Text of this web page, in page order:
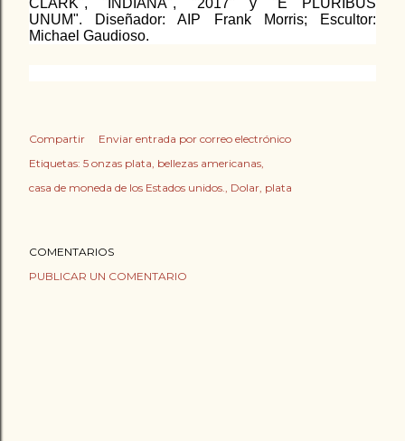
CLARK", "INDIANA", "2017" y "E PLURIBUS
UNUM". Diseñador: AIP Frank Morris; Escultor:
Michael Gaudioso.
Compartir
Enviar entrada por correo electrónico
Etiquetas: 5 onzas plata bellezas americanas
casa de moneda de los Estados unidos. Dolar plata
COMENTARIOS
PUBLICAR UN COMENTARIO